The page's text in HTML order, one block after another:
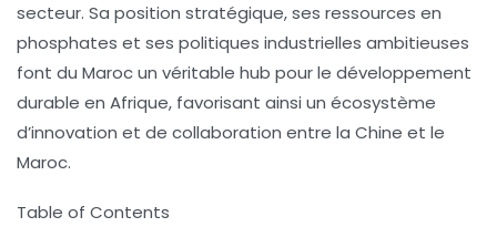
secteur. Sa position stratégique, ses ressources en
phosphates et ses politiques industrielles ambitieuses
font du Maroc un véritable hub pour le développement
durable en Afrique, favorisant ainsi un écosystème
d’innovation et de collaboration entre la Chine et le
Maroc.
Table of Contents